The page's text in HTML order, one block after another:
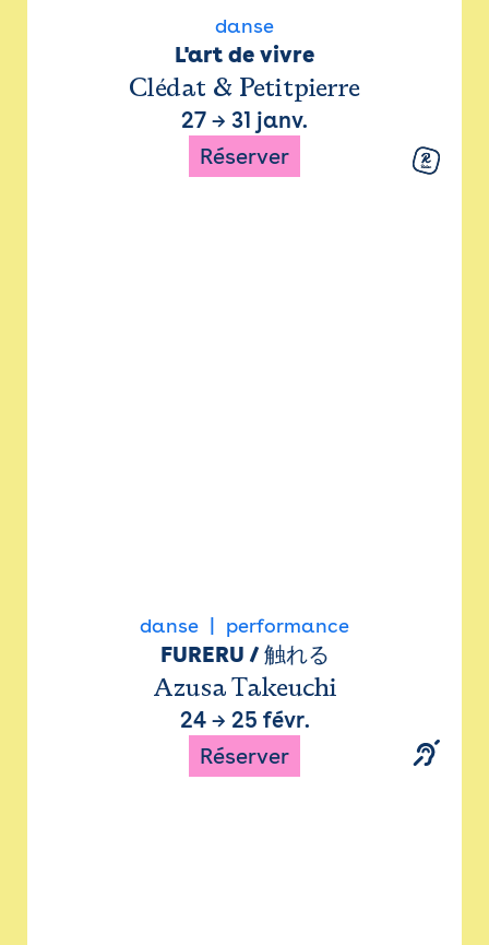
danse
L'art de vivre
Clédat & Petitpierre
27 → 31 janv.
Réserver
danse performance
FURERU / 触れる
Azusa Takeuchi
24→ 25 févr.
Réserver